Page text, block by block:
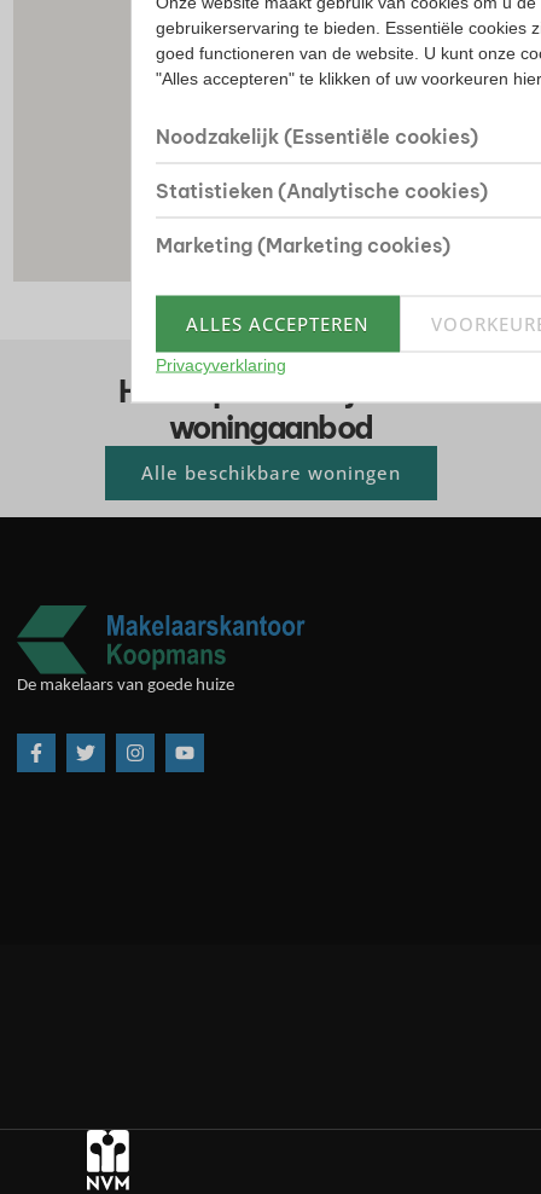
Huis kopen? Bekijk ons
woningaanbod
Alle beschikbare woningen
De makelaars van goede huize
gebruikerservaring te bieden. Essentiële cookies
goed functioneren van de website. U kunt onze
"Alles accepteren" te klikken of uw voorkeuren
Noodzakelijk (Essentiële cookies)
Statistieken (Analytische cookies)
Marketing (Marketing cookies)
ALLES ACCEPTEREN
Privacyverklaring